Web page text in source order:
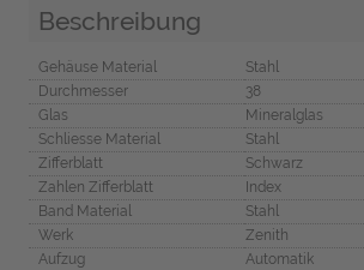
Beschreibung
Gehäuse Material
Stahl
Durchmesser
38
Glas
Mineralglas
Schliesse Material
Stahl
Zifferblatt
Schwarz
Zahlen Zifferblatt
Index
Band Material
Stahl
Werk
Zenith
Aufzug
Automatik